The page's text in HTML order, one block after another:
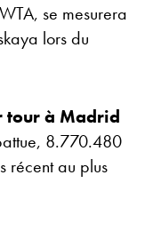
se mesurera
lors du
tour à Madrid
8.770.480
récent au plus